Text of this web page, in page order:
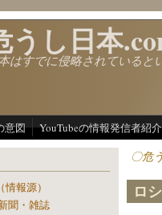
うし日本
はすでに侵略されていると
意図 YouTubeの情報発信者紹介
〇危
ロ
報源）
聞・雑誌